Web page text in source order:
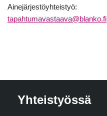
Ainejärjestöyhteistyö:
tapahtumavastaava@blanko.fi
Yhteistyössä